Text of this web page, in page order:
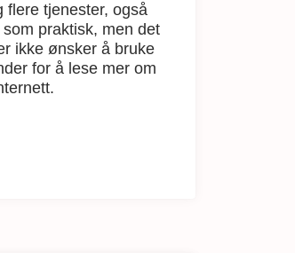
flere tjenester, også
praktisk, men det
ikke ønsker å bruke
for å lese mer om